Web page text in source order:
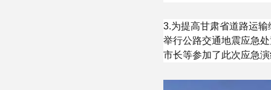
3.为提高甘肃省道路运
举行公路交通地震应急
市长等参加了此次应急